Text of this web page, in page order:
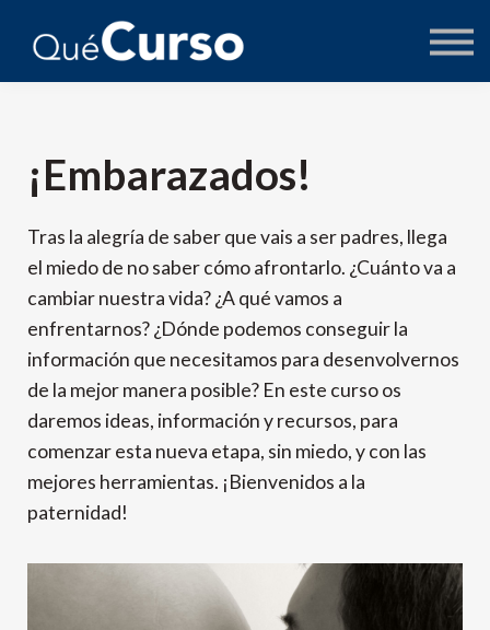
PREGUNTAS
¡Embarazados!
Tras la alegría de saber que vais a ser padres, llega
el miedo de no saber cómo afrontarlo. ¿Cuánto va a
cambiar nuestra vida? ¿A qué vamos a
enfrentarnos? ¿Dónde podemos conseguir la
información que necesitamos para desenvolvernos
de la mejor manera posible? En este curso os
daremos ideas, información y recursos, para
comenzar esta nueva etapa, sin miedo, y con las
mejores herramientas. ¡Bienvenidos a la
paternidad!